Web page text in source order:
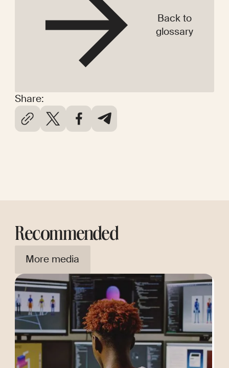
Share:
Back to
glossary
Recommended
More media